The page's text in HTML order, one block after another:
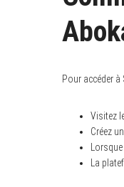
Pour accéder
Visitez
Créez
La